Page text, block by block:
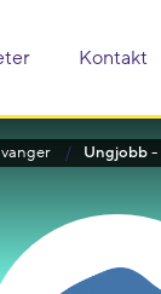
Kontakt
Ungjobb -